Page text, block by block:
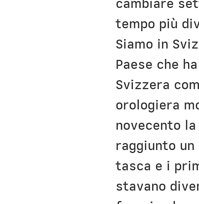
cambiare
tempo più
Siamo in
Paese che
Svizzera
orologiera
novecento
raggiunto
tasca e i
stavano